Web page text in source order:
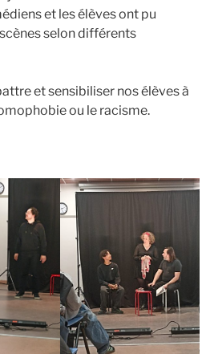
et les élèves ont pu
selon différents
et sensibiliser nos élèves à
ou le racisme.